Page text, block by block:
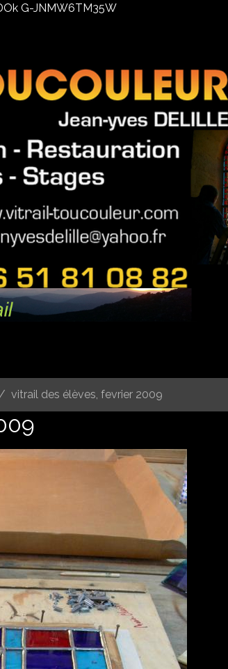
G-JNMW6TM35W
vitrail des élèves, fevrier 2009